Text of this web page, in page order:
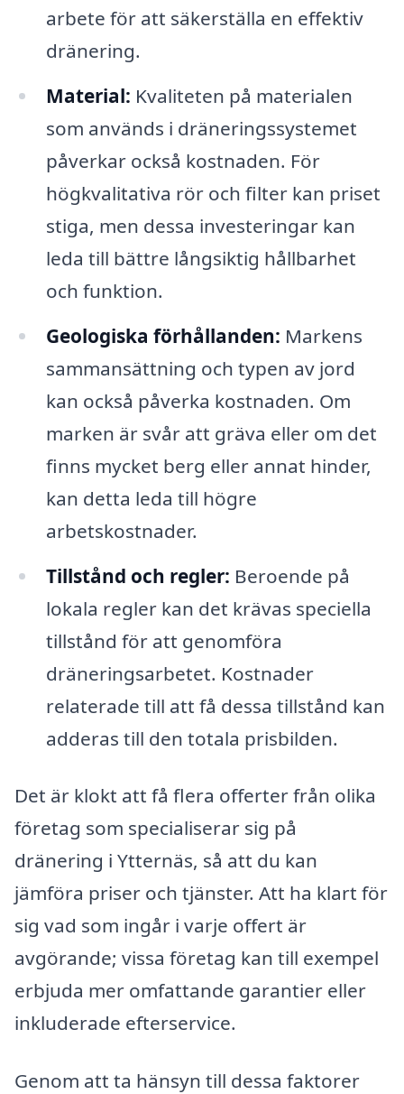
arbete för att säkerställa en effektiv
dränering.
Material: Kvaliteten på materialen
som används i dräneringssystemet
påverkar också kostnaden. För
högkvalitativa rör och filter kan priset
stiga, men dessa investeringar kan
leda till bättre långsiktig hållbarhet
och funktion.
Geologiska förhållanden: Markens
sammansättning och typen av jord
kan också påverka kostnaden. Om
marken är svår att gräva eller om det
finns mycket berg eller annat hinder,
kan detta leda till högre
arbetskostnader.
Tillstånd och regler: Beroende på
lokala regler kan det krävas speciella
tillstånd för att genomföra
dräneringsarbetet. Kostnader
relaterade till att få dessa tillstånd kan
adderas till den totala prisbilden.
Det är klokt att få flera offerter från olika
företag som specialiserar sig på
dränering i Ytternäs, så att du kan
jämföra priser och tjänster. Att ha klart för
sig vad som ingår i varje offert är
avgörande; vissa företag kan till exempel
erbjuda mer omfattande garantier eller
inkluderade efterservice.
Genom att ta hänsyn till dessa faktorer